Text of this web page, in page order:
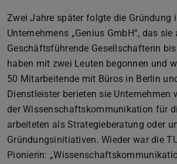
Zwei Jahre später folgte die Gründung
Unternehmens „Genius GmbH“, das sie
Geschäftsführende Gesellschafterin
haben mit zwei Leuten begonnen und
50 Mitarbeitende mit Büros in Berlin
Dienstleister berieten sie Unternehmen
der Wissenschaftskommunikation für
arbeiteten als Strategieberatung oder
Gründungsinitiativen. Wieder war die
Pionierin: